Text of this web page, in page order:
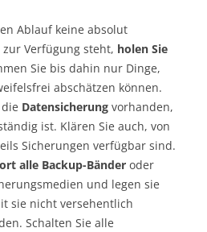
Ablauf keine absolut
Verfügung steht, holen Sie
Sie bis dahin nur Dinge,
abschätzen können.
Datensicherung vorhanden,
ist. Klären Sie auch, von
Sicherungen verfügbar sind.
alle Backup-Bänder oder
und legen sie
sie nicht versehentlich
Schalten Sie alle